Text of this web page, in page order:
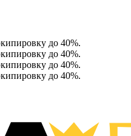
до 40%.
до 40%.
до 40%.
до 40%.